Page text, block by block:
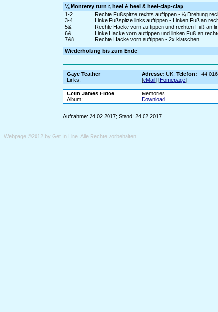
¼ Monterey turn r, heel & heel & heel-clap-clap
1-2
Rechte Fußspitze rechts auftippen - ¼ Drehung
3-4
Linke Fußspitze links auftippen - Linken Fuß an
5&
Rechte Hacke vorn auftippen und rechten Fuß an
6&
Linke Hacke vorn auftippen und linken Fuß an
7&8
Rechte Hacke vorn auftippen - 2x klatschen
Wiederholung bis zum Ende
Gaye Teather Adresse: UK;Telefon: +44
Links:
[eMail] [Homepage]
Colin James Fidoe
Memories
Album:
Download
Aufnahme: 24.02.2017; Stand: 24.02.2017
Webpage ©2012 by Get In Line . Alle Rechte vorbehalten.